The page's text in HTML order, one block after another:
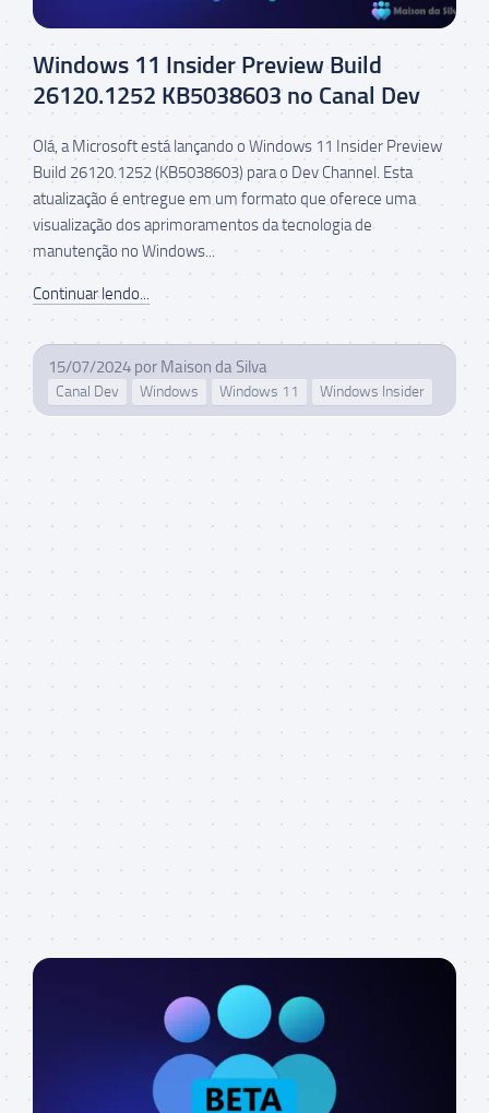
Windows 11 Insider Preview Build
26120.1252 KB5038603 no Canal Dev
Olá, a Microsoft está lançando o Windows 11 Insider Preview
Build 26120.1252 (KB5038603) para o Dev Channel. Esta
atualização é entregue em um formato que oferece uma
visualização dos aprimoramentos da tecnologia de
manutenção no Windows...
Continuar lendo...
15/07/2024 por Maison da Silva
Canal Dev Windows Windows 11 Windows Insider